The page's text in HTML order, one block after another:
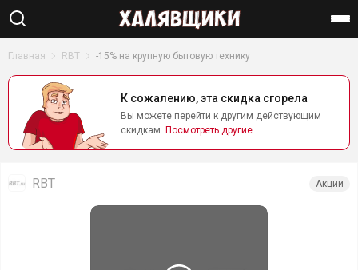
Главная RBT -15% на крупную бытовую технику
К сожалению, эта скидка сгорела
Вы можете перейти к другим действующим
скидкам. Посмотреть другие
RBT Акции